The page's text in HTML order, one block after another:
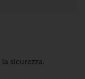
sicurezza.